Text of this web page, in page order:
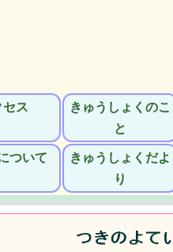
セス
きゅうしょくのこ
と
ついて
きゅうしょくだよ
り